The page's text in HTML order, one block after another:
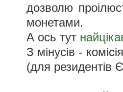
дозволю
монетами.
А ось тут
З мінусів -
(для резидентів